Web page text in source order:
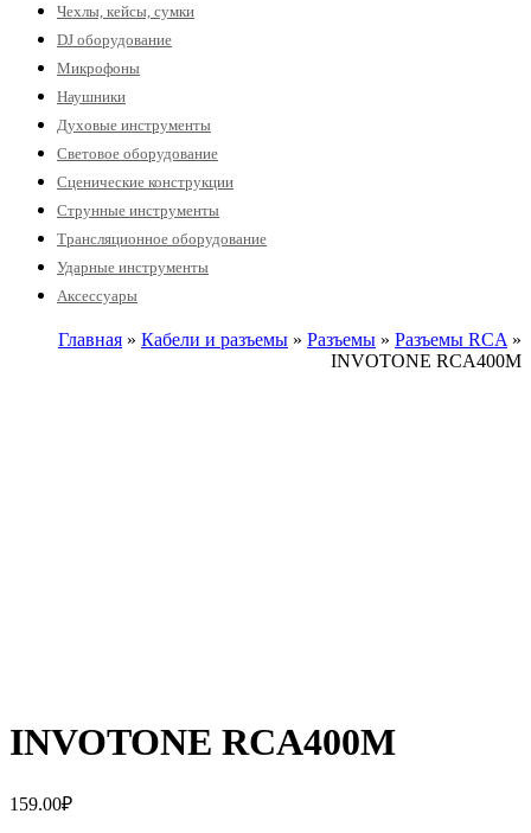
Чехлы, кейсы, сумки
DJ оборудование
Микрофоны
Наушники
Духовые инструменты
Световое оборудование
Сценические конструкции
Струнные инструменты
Трансляционное оборудование
Ударные инструменты
Аксессуары
Главная » Кабели и разъемы » Разъемы » Разъемы RCA »
INVOTONE RCA400M
INVOTONE RCA400M
159.00₽